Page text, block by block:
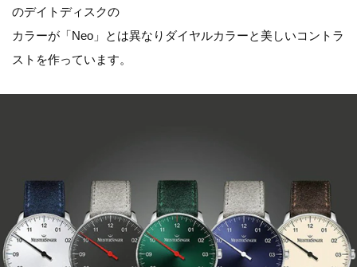
のデイトディスクの
カラーが「Neo」とは異なりダイヤルカラーと美しいコントラ
ストを作っています。